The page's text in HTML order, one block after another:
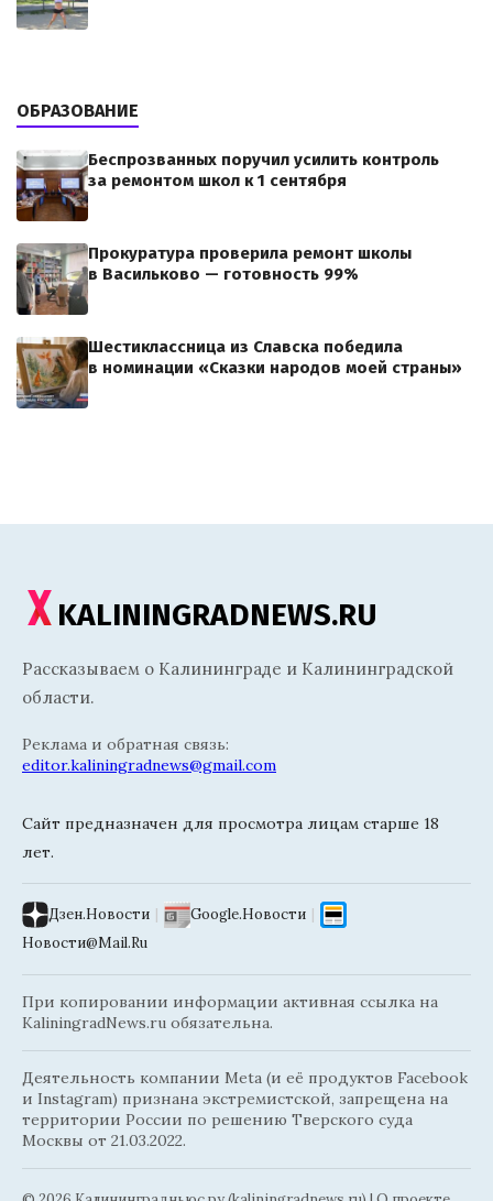
ОБРАЗОВАНИЕ
Беспрозванных поручил усилить контроль
за ремонтом школ к 1 сентября
Прокуратура проверила ремонт школы
в Васильково — готовность 99%
Шестиклассница из Славска победила
в номинации «Сказки народов моей страны»
KALININGRADNEWS.RU
Рассказываем о Калининграде и Калининградской
области.
Реклама и обратная связь:
editor.kaliningradnews@gmail.com
Сайт предназначен для просмотра лицам старше 18
лет.
Дзен.Новости | Google.Новости |
Новости@Mail.Ru
При копировании информации активная ссылка на
KaliningradNews.ru обязательна.
Деятельность компании Meta (и её продуктов Facebook
и Instagram) признана экстремистской, запрещена на
территории России по решению Тверского суда
Москвы от 21.03.2022.